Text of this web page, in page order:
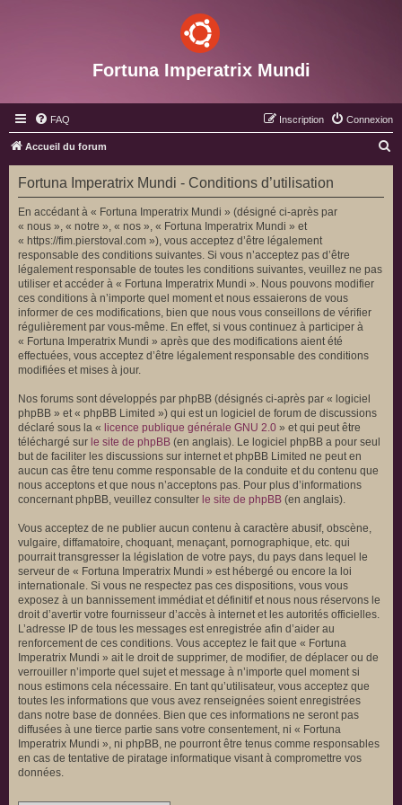
Fortuna Imperatrix Mundi
FAQ Connexion
Inscription
Accueil du forum
e
Fortuna Imperatrix Mundi - Conditions d’utilisation
En accédant à « Fortuna Imperatrix Mundi » (désigné ci-après par
« nous », « notre », « nos », « Fortuna Imperatrix Mundi » et
« https://fim.pierstoval.com »), vous acceptez d’être légalement
responsable des conditions suivantes. Si vous n’acceptez pas d’être
légalement responsable de toutes les conditions suivantes, veuillez ne pas
utiliser et accéder à « Fortuna Imperatrix Mundi ». Nous pouvons modifier
ces conditions à n’importe quel moment et nous essaierons de vous
informer de ces modifications, bien que nous vous conseillons de vérifier
régulièrement par vous-même. En effet, si vous continuez à participer à
« Fortuna Imperatrix Mundi » après que des modifications aient été
effectuées, vous acceptez d’être légalement responsable des conditions
modifiées et mises à jour.
Nos forums sont développés par phpBB (désignés ci-après par « logiciel
phpBB » et « phpBB Limited ») qui est un logiciel de forum de discussions
déclaré sous la « licence publique générale GNU 2.0 » et qui peut être
téléchargé sur le site de phpBB (en anglais). Le logiciel phpBB a pour seul
but de faciliter les discussions sur internet et phpBB Limited ne peut en
aucun cas être tenu comme responsable de la conduite et du contenu que
nous acceptons et que nous n’acceptons pas. Pour plus d’informations
concernant phpBB, veuillez consulter le site de phpBB (en anglais).
Vous acceptez de ne publier aucun contenu à caractère abusif, obscène,
vulgaire, diffamatoire, choquant, menaçant, pornographique, etc. qui
pourrait transgresser la législation de votre pays, du pays dans lequel le
serveur de « Fortuna Imperatrix Mundi » est hébergé ou encore la loi
internationale. Si vous ne respectez pas ces dispositions, vous vous
exposez à un bannissement immédiat et définitif et nous nous réservons le
droit d’avertir votre fournisseur d’accès à internet et les autorités officielles.
L’adresse IP de tous les messages est enregistrée afin d’aider au
renforcement de ces conditions. Vous acceptez le fait que « Fortuna
Imperatrix Mundi » ait le droit de supprimer, de modifier, de déplacer ou de
verrouiller n’importe quel sujet et message à n’importe quel moment si
nous estimons cela nécessaire. En tant qu’utilisateur, vous acceptez que
toutes les informations que vous avez renseignées soient enregistrées
dans notre base de données. Bien que ces informations ne seront pas
diffusées à une tierce partie sans votre consentement, ni « Fortuna
Imperatrix Mundi », ni phpBB, ne pourront être tenus comme responsables
en cas de tentative de piratage informatique visant à compromettre vos
données.